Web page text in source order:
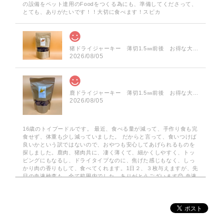
の設備をペット達用のFoodをつくる為にも、準備してくださって、
とても、ありがたいです！！大切に食べます！スピカ
2026/08/05
2026/08/05
16歳のトイプードルです。 最近、食べる量が減って、手作り食も完
食せず、体重も少し減っていました。 だからと言って、食いつけば
良いかという訳ではないので、おやつも安心してあげられるものを
探しました。鹿肉、猪肉共に、凄く薄くて、細かくしやすく、トッ
ピングにもなるし、ドライタイプなのに、焦げた感じもなく、しっ
かり肉の香りもして、食べてくれます。1日２、３枚与えますが、先
日の血液検査も、全て範囲内でした。ありがとうございます😊 血液